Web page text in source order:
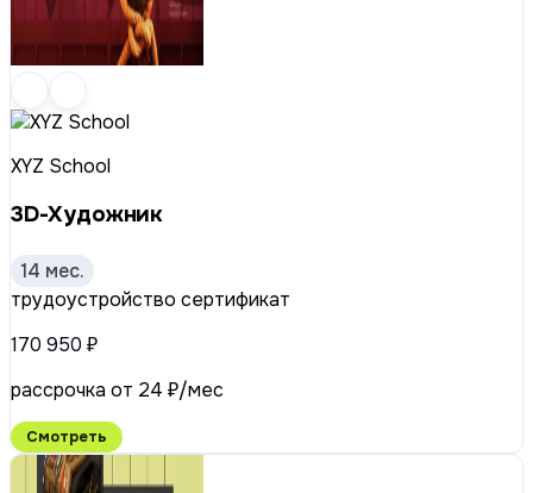
XYZ School
3D-Художник
14 мес.
трудоустройство сертификат
170 950 ₽
рассрочка от 24 ₽/мес
Смотреть